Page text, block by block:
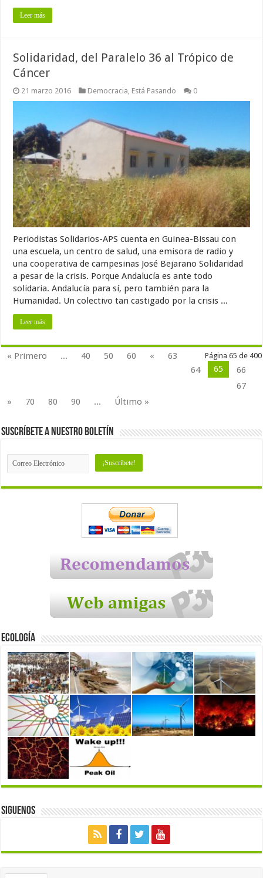
Leer más
Solidaridad, del Paralelo 36 al Trópico de
Cáncer
21 marzo 2016 Democracia, Está Pasando 0
Periodistas Solidarios-APS cuenta en Guinea-Bissau con
una escuela, un centro de salud, una emisora de radio y
una cooperativa de campesinas José Bejarano Solidaridad
a pesar de la crisis. Porque Andalucía es ante todo
solidaria. Andalucía para sí, pero también para la
Humanidad. Un colectivo tan castigado por la crisis ...
Leer más
Página 65 de 400
« Primero ... 40 50 60 «
63
64
65
66
67
»
70 80 90 ... Último »
Suscríbete a nuestro Boletín
Ecología
Siguenos